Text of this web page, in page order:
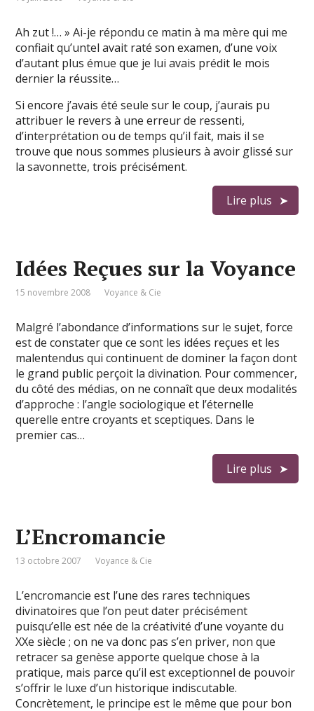
Ah zut !… » Ai-je répondu ce matin à ma mère qui me
confiait qu’untel avait raté son examen, d’une voix
d’autant plus émue que je lui avais prédit le mois
dernier la réussite…
Si encore j’avais été seule sur le coup, j’aurais pu
attribuer le revers à une erreur de ressenti,
d’interprétation ou de temps qu’il fait, mais il se
trouve que nous sommes plusieurs à avoir glissé sur
la savonnette, trois précisément.
Lire plus
Idées Reçues sur la Voyance
15 novembre 2008 Voyance & Cie
Malgré l’abondance d’informations sur le sujet, force
est de constater que ce sont les idées reçues et les
malentendus qui continuent de dominer la façon dont
le grand public perçoit la divination. Pour commencer,
du côté des médias, on ne connaît que deux modalités
d’approche : l’angle sociologique et l’éternelle
querelle entre croyants et sceptiques. Dans le
premier cas…
Lire plus
L’Encromancie
13 octobre 2007 Voyance & Cie
L’encromancie est l’une des rares techniques
divinatoires que l’on peut dater précisément
puisqu’elle est née de la créativité d’une voyante du
XXe siècle ; on ne va donc pas s’en priver, non que
retracer sa genèse apporte quelque chose à la
pratique, mais parce qu’il est exceptionnel de pouvoir
s’offrir le luxe d’un historique indiscutable.
Concrètement, le principe est le même que pour bon